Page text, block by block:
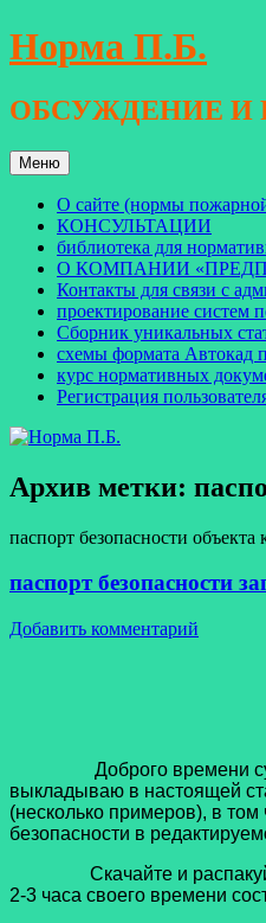
Перейти
к
Норма П.Б.
ОБСУЖДЕНИЕ И
Меню
О сайте (нормы
КОНСУЛЬТАЦИИ
библиотека для
О КОМПАНИИ
Контакты для связи с
проектирование систем
Сборник уникальных
схемы формата Автокад
курс нормативных
Регистрация
Архив метки:
паспорт безопасности объекта
паспорт безопасности
Добавить комментарий
Доброго времени
выкладываю в настоящей
(несколько примеров), в
безопасности в
Скачайте и
2-3 часа своего времени